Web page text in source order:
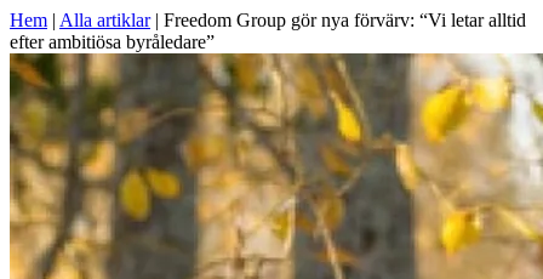
Hem | Alla artiklar| Freedom Group gör nya förvärv: “Vi letar alltid
efter ambitiösa byråledare”